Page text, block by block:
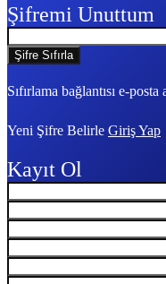
Şifremi Unuttum
Sıfırlama bağlantısı e-
Yeni Şifre Belirle Giriş Yap
Kayıt Ol